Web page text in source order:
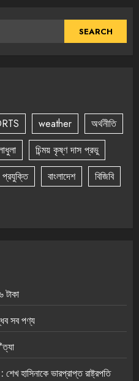
weather
অর্থনীতি
চিন্ময় কৃষ্ণ দাস প্রভু
প্রযুক্তি বাংলাদেশ
বিজিবি
টাকা
সব পণ্য
হাসিনাকে ভারপ্রাপ্ত রাষ্ট্রপতি